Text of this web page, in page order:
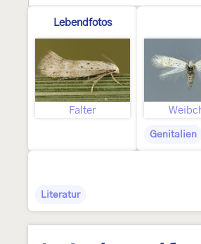
Lebendfotos
Falter
Genitalien
Literatur